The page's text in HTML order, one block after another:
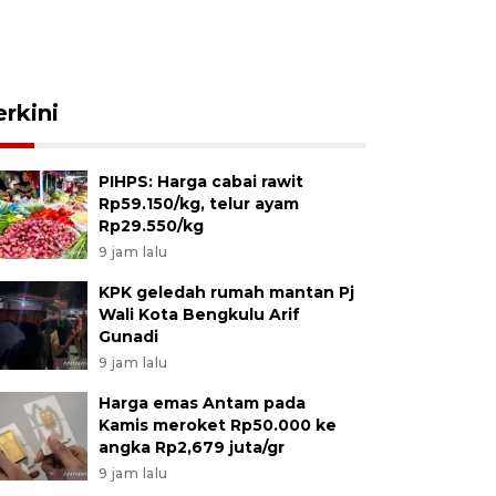
PIHPS: Harga cabai rawit
Rp59.150/kg, telur ayam
Rp29.550/kg
9 jam lalu
KPK geledah rumah mantan Pj
Wali Kota Bengkulu Arif
Gunadi
9 jam lalu
Harga emas Antam pada
Kamis meroket Rp50.000 ke
angka Rp2,679 juta/gr
9 jam lalu